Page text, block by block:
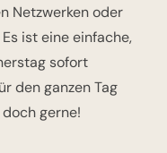
Netzwerken oder
ist eine einfache,
sofort
den ganzen Tag
gerne!